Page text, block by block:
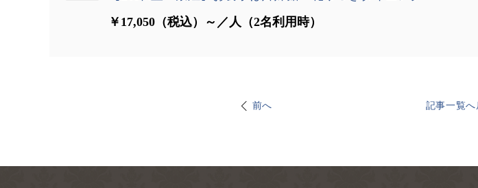
￥17,050（税込）～／人（2名利用時）
前へ 記事一覧へ